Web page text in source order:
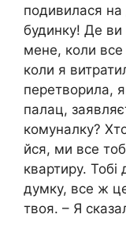
подивилася на
будинку! Де ви
мене, коли все
коли я
перетворила,
палац,
комуналку?
йся, ми все
квартиру.
думку, все ж
твоя. – Я